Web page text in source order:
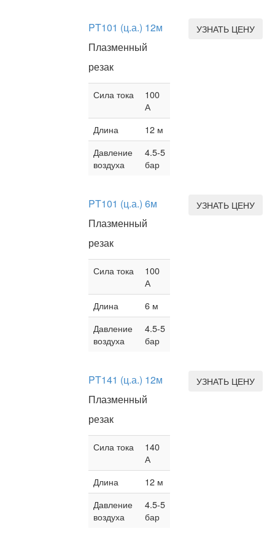
PT101 (ц.а.) 12м
Плазменный
резак
Сила тока
100
А
Длина
12 м
Давление
воздуха
4.5-5
бар
УЗНАТЬ ЦЕНУ
PT101 (ц.а.) 6м
Плазменный
резак
Сила тока
100
А
Длина
6 м
Давление
воздуха
4.5-5
бар
УЗНАТЬ ЦЕНУ
PT141 (ц.а.) 12м
Плазменный
резак
Сила тока
140
А
Длина
12 м
Давление
воздуха
4.5-5
бар
УЗНАТЬ ЦЕНУ